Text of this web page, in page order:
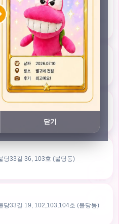
33길 47, 106호 (불당동)
당33길 35, 105호 (불당동)
당33길 36, 103호 (불당동)
당33길 19, 102,103,104호 (불당동)내위치
닫기